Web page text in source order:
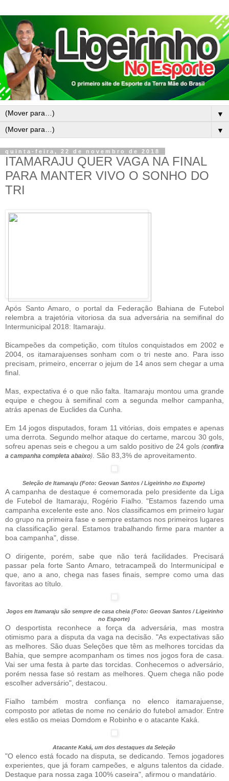
▼
▼
quinta-feira, 22 de novembro de 2018
ITAMARAJU QUER VAGA NA FINAL
PARA MANTER VIVO O SONHO DO
TRI
Após Santo Amaro, o portal da Federação Bahiana de Futebol
relembra a trajetória vitoriosa da sua adversária na semifinal do
Intermunicipal 2018: Itamaraju.
Bicampeões da competição, com títulos conquistados em 2002 e
2004, os itamarajuenses sonham com o tri neste ano. Para isso
precisam, primeiro, encerrar o jejum de 14 anos sem chegar a uma
final.
Mas, expectativa é o que não falta. Itamaraju montou uma grande
equipe e chegou à semifinal com a segunda melhor campanha,
atrás apenas de Euclides da Cunha.
Em 14 jogos disputados, foram 11 vitórias, dois empates e apenas
uma derrota. Segundo melhor ataque do certame, marcou 30 gols,
sofreu apenas seis e chegou a um saldo positivo de 24 gols (confira
a campanha completa abaixo) . São 83,3% de aproveitamento.
Seleção de Itamaraju (Foto: Geovan Santos / Ligeirinho no Esporte)
A campanha de destaque é comemorada pelo presidente da Liga
de Futebol de Itamaraju, Rogério Fialho. "Estamos fazendo uma
campanha excelente este ano. Nos classificamos em primeiro lugar
do grupo na primeira fase e sempre estamos nos primeiros lugares
na classificação geral. Estamos trabalhando firme para manter a
boa campanha", disse.
O dirigente, porém, sabe que não terá facilidades. Precisará
passar pela forte Santo Amaro, tetracampeã do Intermunicipal e
que, ano a ano, chega nas fases finais, sempre como uma das
favoritas ao título.
Jogos em Itamaraju são sempre de casa cheia (Foto: Geovan Santos / Ligeirinho
no Esporte)
O desportista reconhece a força da adversária, mas mostra
otimismo para a disputa da vaga na decisão. "As expectativas são
as melhores. São duas Seleções que têm as melhores torcidas da
Bahia, que sempre acompanham os times nos jogos fora de casa.
Vai ser uma festa à parte das torcidas. Conhecemos o adversário,
porém nessa fase só restam as melhores. Quem chega não pode
escolher adversário", destacou.
Fialho também mostra confiança no elenco itamarajuense,
composto por atletas de nome no cenário do futebol amador. Entre
eles estão os meias Domdom e Robinho e o atacante Kaká.
Atacante Kaká, um dos destaques da Seleção
"O elenco está focado na disputa, se dedicando. Temos jogadores
experientes, que já foram campeões, e alguns talentos da cidade.
Destaque para nossa zaga 100% caseira", afirmou o mandatário.